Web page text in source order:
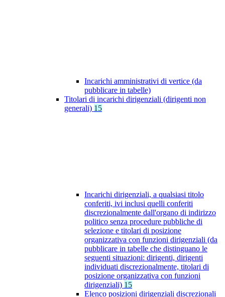
Incarichi amministrativi di vertice (da
pubblicare in tabelle)
Titolari di incarichi dirigenziali (dirigenti non
generali) 15
Incarichi dirigenziali, a qualsiasi titolo
conferiti, ivi inclusi quelli conferiti
discrezionalmente dall'organo di indirizzo
politico senza procedure pubbliche di
selezione e titolari di posizione
organizzativa con funzioni dirigenziali (da
pubblicare in tabelle che distinguano le
seguenti situazioni: dirigenti, dirigenti
individuati discrezionalmente, titolari di
posizione organizzativa con funzioni
dirigenziali) 15
Elenco posizioni dirigenziali discrezionali